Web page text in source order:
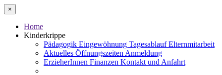
×
Home
Kinderkrippe
Pädagogik Eingewöhnung TagesablaufElternmitarbeit
Aktuelles Öffnungszeiten Anmeldung
ErzieherInnen Finanzen Kontakt und Anfahrt